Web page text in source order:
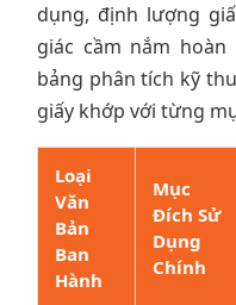
dụng, định lượng
giác cầm nắm
bảng phân tích kỹ
giấy khớp với từng
Loại
Văn
Bản
Ban
Hành
Mục
Đích Sử
Dụng
Chính